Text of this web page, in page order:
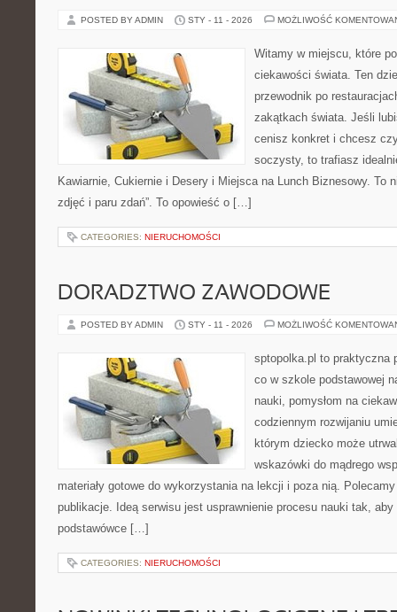
POSTED BY ADMIN STY - 11 - 2026 MOŻLIWOŚĆ
Witamy w miejscu, które
ciekawości świata. Ten
przewodnik po
zakątkach świata. Jeśli
cenisz konkret i chcesz
soczysty, to trafiasz
Kawiarnie, Cukiernie i Desery i Miejsca na Lunch Biznesowy. To
zdjęć i paru zdań”. To opowieść o […]
CATEGORIES: NIERUCHOMOŚCI
DORADZTWO ZAWODOWE
POSTED BY ADMIN STY - 11 - 2026 MOŻLIWOŚĆ
sptopolka.pl to praktyczna
co w szkole podstawowej
nauki, pomysłom na
codziennym rozwijaniu
którym dziecko może
wskazówki do mądrego
materiały gotowe do wykorzystania na lekcji i poza nią.
publikacje. Ideą serwisu jest usprawnienie procesu nauki tak, aby
podstawówce […]
CATEGORIES: NIERUCHOMOŚCI